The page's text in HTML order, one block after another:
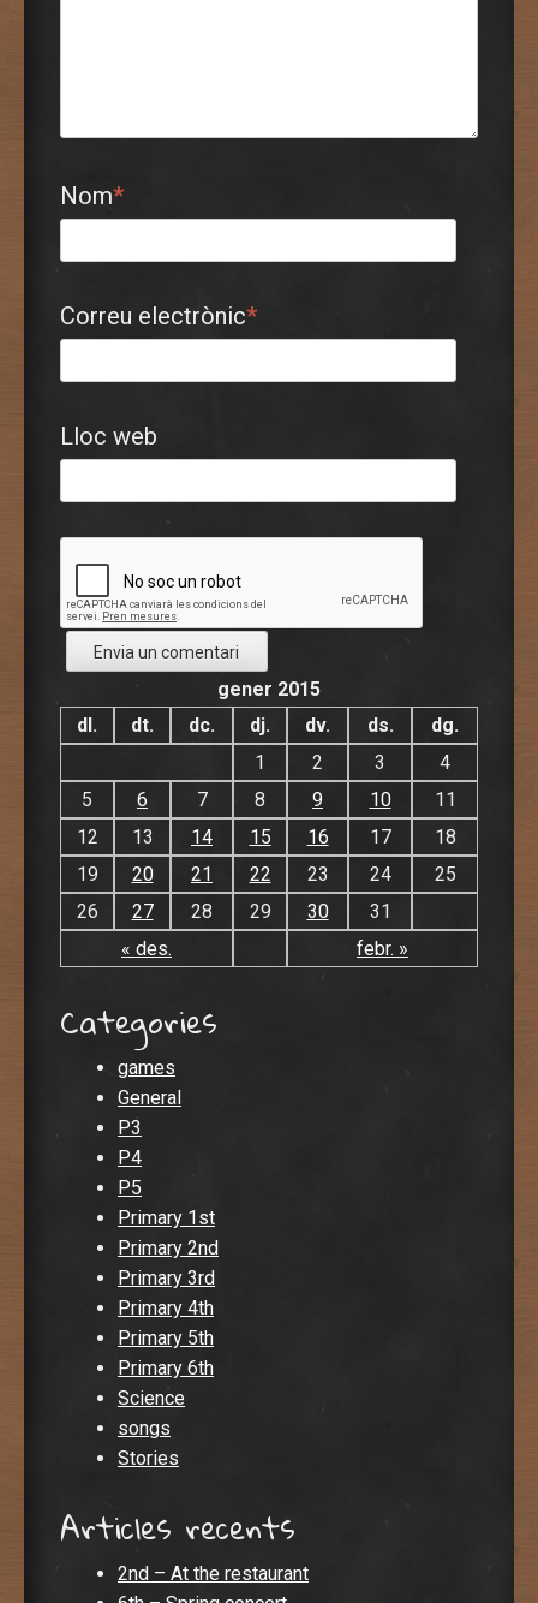
Nom*
Correu electrònic*
Lloc web
gener 2015
dl.
dt. dc. dj. dv. ds. dg.
« des. febr. »
1 2 3
4
5
6 7 8 9 10
11
12
13 14 15 16 17
18
19
20 21 22 23 24
25
26
27 28 29 30 31
Categories
games
General
P3
P4
P5
Primary 1st
Primary 2nd
Primary 3rd
Primary 4th
Primary 5th
Primary 6th
Science
songs
Stories
Articles recents
2nd – At the restaurant